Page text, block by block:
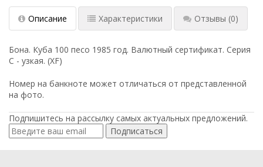
Описание Характеристики Отзывы (0)
Бона. Куба 100 песо 1985 год. Валютный сертификат. Серия
C - узкая. (XF)
Номер на банкноте может отличаться от представленной
на фото.
Подпишитесь на рассылку самых актуальных предложений.
Подписаться